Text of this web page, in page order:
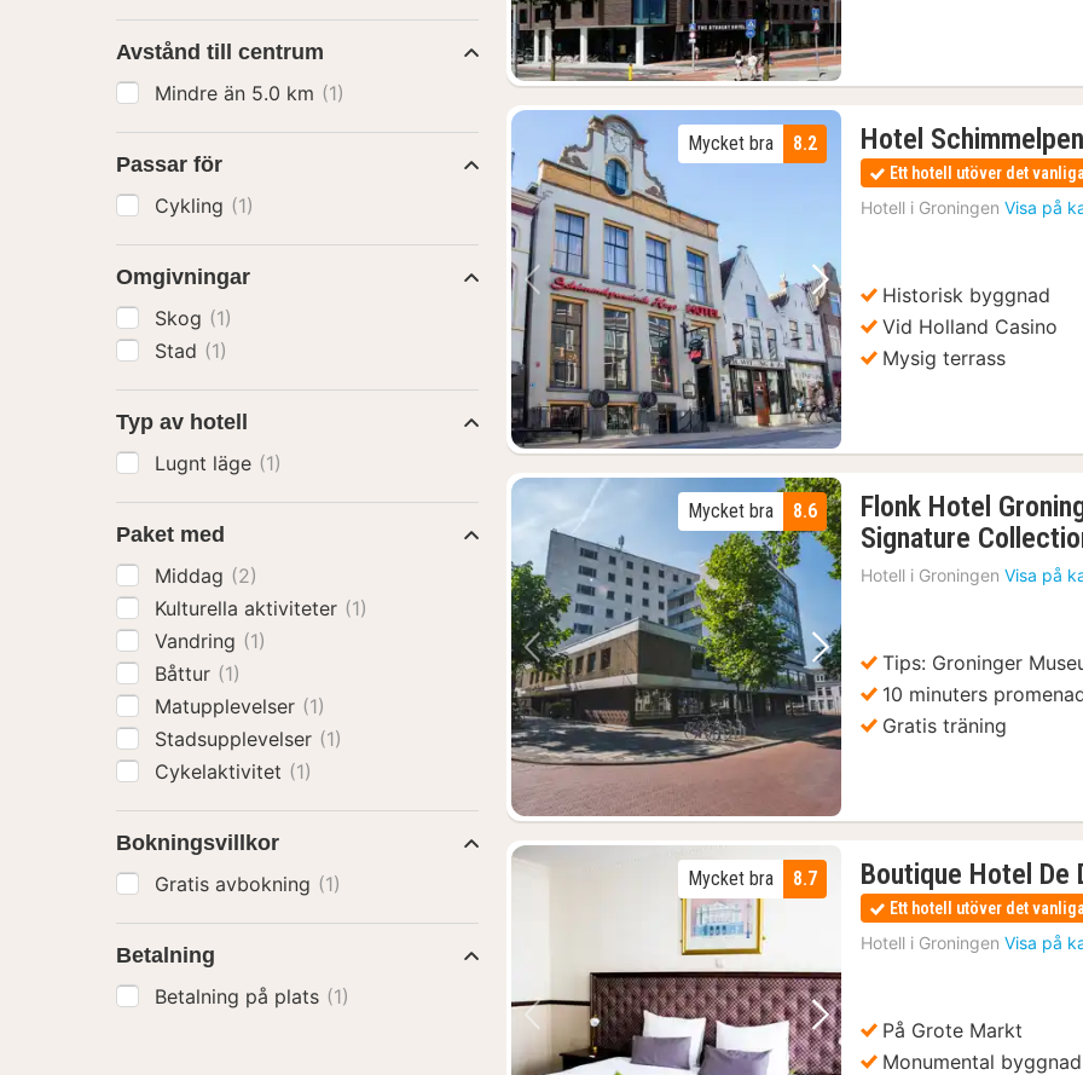
Föregående bild Nästa bild
8.2
Mycket bra Hotel
Ett hotell utöver det vanliga
Hotell i Groningen Visa på
Historisk byggnad
Vid Holland Casino
Mysig terrass
Föregående bild Nästa bild
8.6
Mycket bra
Flonk Hotel
Signature
Hotell i Groningen Visa på
Tips: Groninger
10 minuters
Gratis träning
Föregående bild Nästa bild
8.7
Mycket bra Boutique Hotel De
Ett hotell utöver det vanliga
Hotell i Groningen Visa på
På Grote Markt
Monumental byggnad
Avstånd till centrum
Mindre än 5.0 km (1)
Passar för
Cykling (1)
Omgivningar
Skog (1)
Stad (1)
Typ av hotell
Lugnt läge (1)
Paket med
Middag (2)
Kulturella aktiviteter (1)
Vandring (1)
Båttur (1)
Matupplevelser (1)
Stadsupplevelser (1)
Cykelaktivitet (1)
Bokningsvillkor
Gratis avbokning (1)
Betalning
Betalning på plats (1)